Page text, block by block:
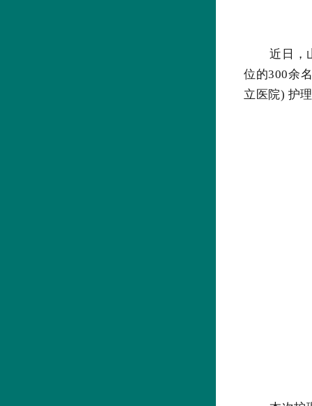
近日，
位的300余
立医院) 护